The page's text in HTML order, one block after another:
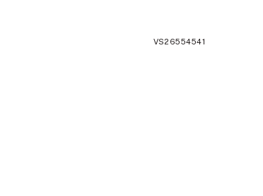
VS26554541